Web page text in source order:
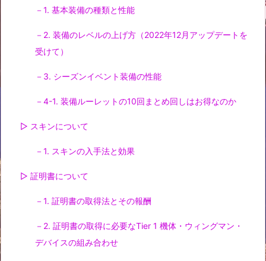
－1. 基本装備の種類と性能
－2. 装備のレベルの上げ方（2022年12月アップデートを
受けて）
－3. シーズンイベント装備の性能
－4-1. 装備ルーレットの10回まとめ回しはお得なのか
▷ スキンについて
－1. スキンの入手法と効果
▷ 証明書について
－1. 証明書の取得法とその報酬
－2. 証明書の取得に必要なTier 1 機体・ウィングマン・
デバイスの組み合わせ